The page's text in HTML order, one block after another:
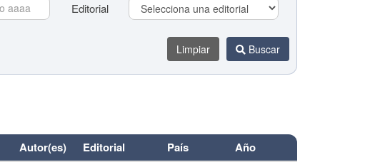
Editorial
Limpiar Buscar
Editorial
Autor(es) Editorial País Año